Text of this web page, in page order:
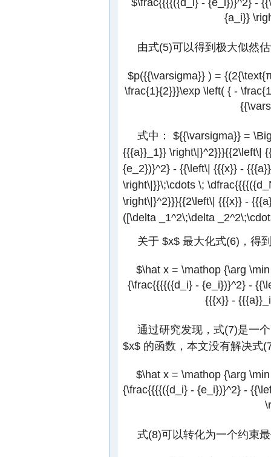
$\frac{{{{({d_i} - {e_i})}^2} -
{a_i}}
由式(5)可以得到极大似然
$p({{\varsigma}} ) =
\frac{1}{2}}}\exp \left( { -
式中：
${{\varsigma}} =
{{{a}}_1}} \right\|}^2}}}{{2\left\|
{e_2})}^2} - {{\left\| {{{x}} -
\right\|}}\;\cdots \;
\right\|}^2}}}{{2\left\| {{{x}} -
([\delta _1^2\;\delta
关于 $x$ 最大化式(6)，得
$\hat x = \mathop {\arg
{\frac{{{{({d_i} - {e_i})}^2} -
{{{x}} -
通过研究发现，式(7)是一
$x$ 的函数，本文没有解决式
$\hat x = \mathop {\arg
{\frac{{{{({d_i} - {e_i})}^2} -
式(8)可以转化为一个约束